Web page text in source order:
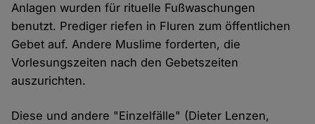
Anlagen wurden für rituelle Fußwaschungen
benutzt. Prediger riefen in Fluren zum öffentlichen
Gebet auf. Andere Muslime forderten, die
Vorlesungszeiten nach den Gebetszeiten
auszurichten.
Diese und andere "Einzelfälle" (Dieter Lenzen,